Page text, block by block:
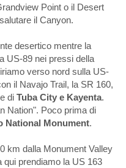
Point o il Desert
il Canyon.
desertico mentre la
US-89 nei pressi della
verso nord sulla US-
il Navajo Trail, la SR 160,
di Tuba City e Kayenta.
Nation". Poco prima di
National Monument.
km dalla Monument Valley
prendiamo la US 163